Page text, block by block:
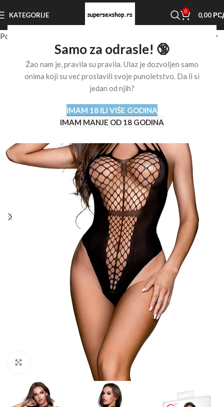
Samo za odrasle! 🔞
Žao nam je, pravila su pravila. Ulaz je dozvoljen samo
onima koji su već proslavili svoje punoletstvo. Da li si
jedan od njih?
IMAM 18 ILI VIŠE GODINA
IMAM MANJE OD 18 GODINA
KATEGORIJE 0 0,00
Početna stranica